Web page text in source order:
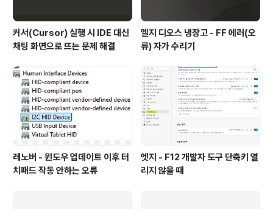
커서(Cursor) 실행 시 IDE 대신
채팅 화면으로 뜨는 문제 해결
엘지 디오스 냉장고 - FF 에러(오
류) 자가 수리기
레노버 - 윈도우 업데이트 이후 터
치패드 작동 안하는 오류
엣지 - F12 개발자 도구 단축키 열
리지 않을 때